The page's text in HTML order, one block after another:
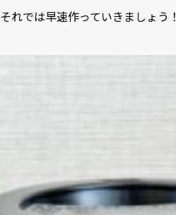
それでは早速作っていきましょう！